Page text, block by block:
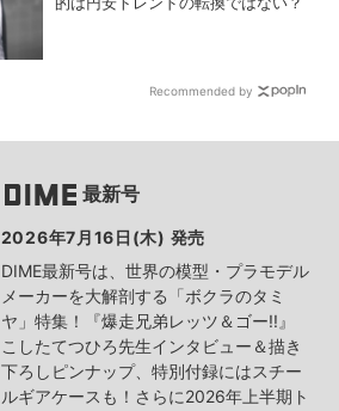
Recommended by
最新号
2026年7月16日(木) 発売
DIME最新号は、世界の模型・プラモデル
メーカーを大解剖する「ボクラのタミ
ヤ」特集！『爆走兄弟レッツ＆ゴー!!』
こしたてつひろ先生インタビュー＆描き
下ろしピンナップ、特別付録にはスチー
ルギアケースも！さらに2026年上半期ト